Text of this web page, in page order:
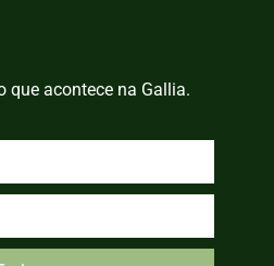
que acontece na Gallia.